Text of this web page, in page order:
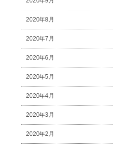
2020年8月
2020年7月
2020年6月
2020年5月
2020年4月
2020年3月
2020年2月